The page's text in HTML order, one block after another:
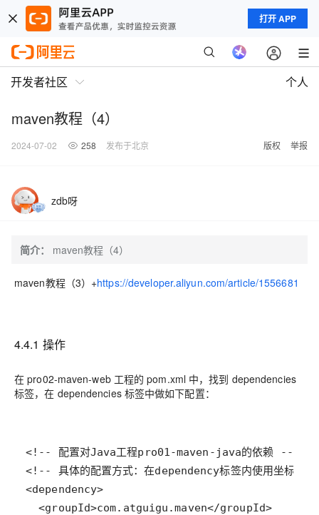
打开 APP
开发者社区 个人
maven教程（4）
2024-07-02 258 发布于北京 版权 举报
zdb呀
简介： maven教程（4）
maven教程（3）+https://developer.aliyun.com/article/1556681
4.4.1 操作
在 pro02-maven-web 工程的 pom.xml 中，找到 dependencies
标签，在 dependencies 标签中做如下配置：
  <groupId>com.atguigu.maven</groupId>